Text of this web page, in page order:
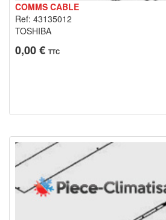
COMMS CABLE
Ref: 43135012
TOSHIBA
0,00 € TTC